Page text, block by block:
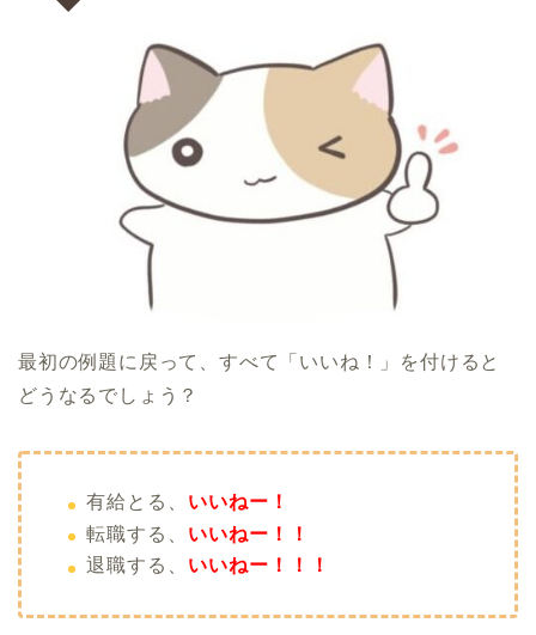
最初の例題に戻って、すべて「いいね！」を付けると
どうなるでしょう？
有給とる、 いいねー！
転職する、 いいねー！！
退職する、 いいねー！！！